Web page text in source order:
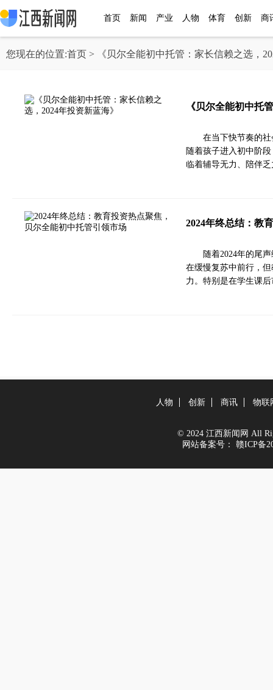
首页 新闻 产业 人物 体育 创新 商
您现在的位置:首页 > 《贝尔全能初中托管：家长信赖之选，
《贝尔全能初中托
在当下快节奏的
随着孩子进入初中阶
临着辅导无力、陪伴
2024年终总结：教
随着2024年的尾
在缓慢复苏中前行，
力。特别是在学生课
人物 创新 商讯 物联
© 2024 江西新闻网 All
网站备案号：
赣ICP备